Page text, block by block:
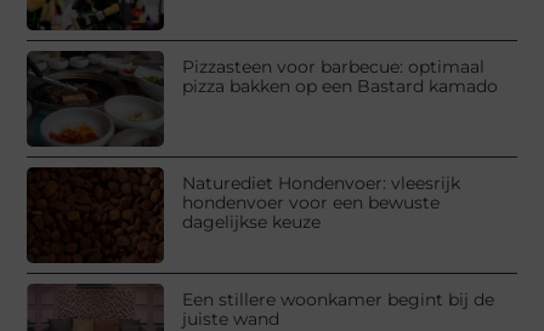
Pizzasteen voor barbecue: optimaal
pizza bakken op een Bastard kamado
Naturediet Hondenvoer: vleesrijk
hondenvoer voor een bewuste
dagelijkse keuze
Een stillere woonkamer begint bij de
juiste wand